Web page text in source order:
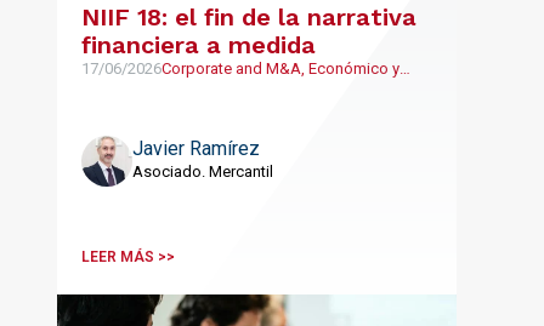
NIIF 18: el fin de la narrativa
financiera a medida
17/06/2026Corporate and M&A, Económico y
Javier Ramírez
Asociado. Mercantil
LEER MÁS >>